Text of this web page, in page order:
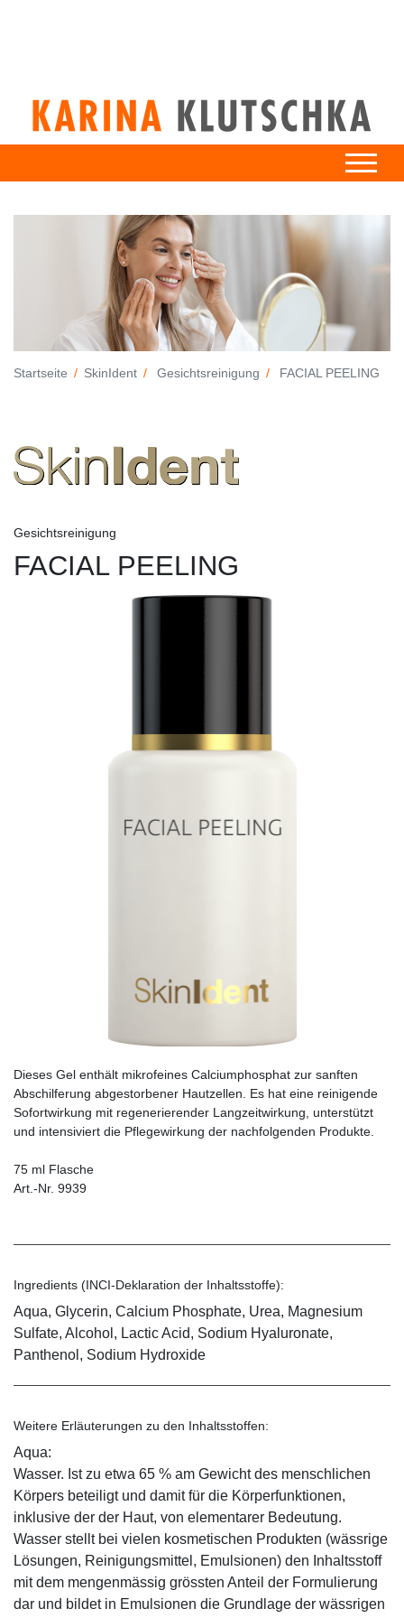
Startseite SkinIdent Gesichtsreinigung FACIAL PEELING
Gesichtsreinigung
FACIAL PEELING
Dieses Gel enthält mikrofeines Calciumphosphat zur sanften
Abschilferung abgestorbener Hautzellen. Es hat eine reinigende
Sofortwirkung mit regenerierender Langzeitwirkung, unterstützt
und intensiviert die Pflegewirkung der nachfolgenden Produkte.
75 ml Flasche
Art.-Nr. 9939
Ingredients (INCI-Deklaration der Inhaltsstoffe):
Aqua, Glycerin, Calcium Phosphate, Urea, Magnesium
Sulfate, Alcohol, Lactic Acid, Sodium Hyaluronate,
Panthenol, Sodium Hydroxide
Weitere Erläuterungen zu den Inhaltsstoffen:
Aqua:
Wasser. Ist zu etwa 65 % am Gewicht des menschlichen
Körpers beteiligt und damit für die Körperfunktionen,
inklusive der der Haut, von elementarer Bedeutung.
Wasser stellt bei vielen kosmetischen Produkten (wässrige
Lösungen, Reinigungsmittel, Emulsionen) den Inhaltsstoff
mit dem mengenmässig grössten Anteil der Formulierung
dar und bildet in Emulsionen die Grundlage der wässrigen